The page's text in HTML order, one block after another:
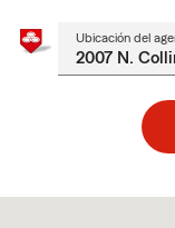
Ubicación del